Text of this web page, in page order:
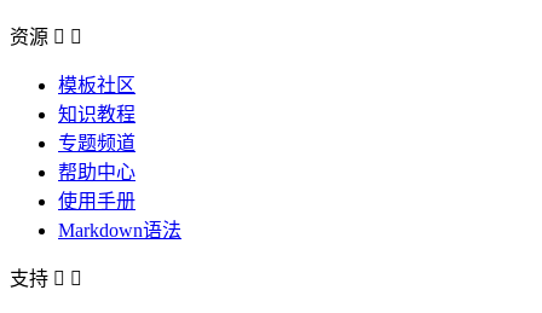
资源  
模板社区
知识教程
专题频道
帮助中心
使用手册
Markdown语法
支持  